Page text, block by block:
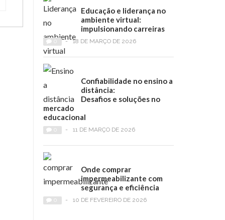
Educação e liderança no
ambiente virtual:
impulsionando carreiras
- 18 DE MARÇO DE 2026
Confiabilidade no ensino a
distância:
Desafios e soluções no
mercado
educacional
- 11 DE MARÇO DE 2026
Onde comprar
impermeabilizante com
segurança e eficiência
- 10 DE FEVEREIRO DE 2026